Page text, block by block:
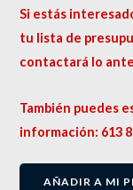
Si estás
tu lista de
contactará lo
También puedes
información: 613
AÑADIR A MI